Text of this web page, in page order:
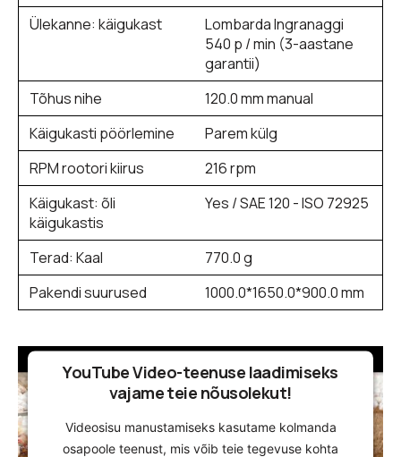
Ülekanne: käigukast
Lombarda Ingranaggi
540 p / min (3-aastane
garantii)
Tõhus nihe
120.0 mm manual
Käigukasti pöörlemine
Parem külg
RPM rootori kiirus
216 rpm
Käigukast: õli
käigukastis
Yes / SAE 120 - ISO 72925
Terad: Kaal
770.0 g
Pakendi suurused
1000.0*1650.0*900.0 mm
YouTube Video-teenuse laadimiseks
vajame teie nõusolekut!
Videosisu manustamiseks kasutame kolmanda
osapoole teenust, mis võib teie tegevuse kohta